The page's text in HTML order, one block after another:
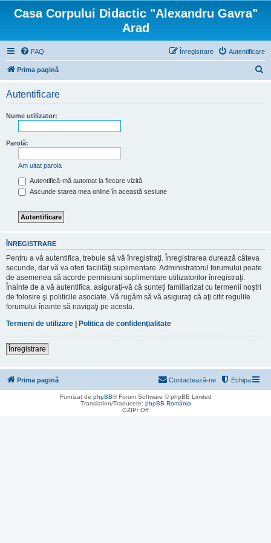
Casa Corpului Didactic "Alexandru Gavra"
Arad
FAQ Autentificare
Înregistrare
Prima pagină
Autentificare
Nume utilizator:
Parolă:
Am uitat parola
Autentifică-mă automat la fiecare vizită
Ascunde starea mea online în această sesiune
ÎNREGISTRARE
Pentru a vă autentifica, trebuie să vă înregistraţi. Înregistrarea durează câteva
secunde, dar vă va oferi facilităţi suplimentare. Administratorul forumului poate
de asemenea să acorde permisiuni suplimentare utilizatorilor înregistraţi.
Înainte de a vă autentifica, asiguraţi-vă că sunteţi familiarizat cu termenii noştri
de folosire şi politicile asociate. Vă rugăm să vă asiguraţi că aţi citit regulile
forumului înainte să navigaţi pe acesta.
Termeni de utilizare | Politica de confidenţialitate
Înregistrare
Prima pagină Echipa
Contactează-ne
Furnizat de phpBB® Forum Software © phpBB Limited
Translation/Traducere: phpBB România
GZIP: Off